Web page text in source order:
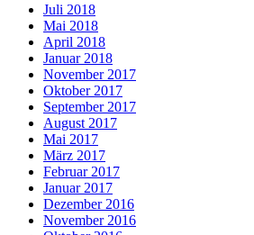
Juli 2018
Mai 2018
April 2018
Januar 2018
November 2017
Oktober 2017
September 2017
August 2017
Mai 2017
März 2017
Februar 2017
Januar 2017
Dezember 2016
November 2016